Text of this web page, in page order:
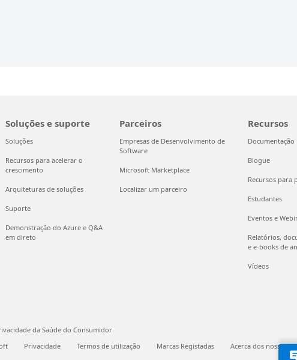
Soluções e suporte
Soluções
Recursos para acelerar o
crescimento
Arquiteturas de soluções
Suporte
Demonstração do Azure e Q&A
em direto
Parceiros
Empresas de Desenvolvimento de
Software
Microsoft Marketplace
Localizar um parceiro
Recursos
Documentação
Blogue
Recursos para
Estudantes
Eventos e
Relatórios,
e e-books de
Vídeos
da Saúde do Consumidor
Privacidade Termos de utilização Marcas Registadas Acerca dos nossos